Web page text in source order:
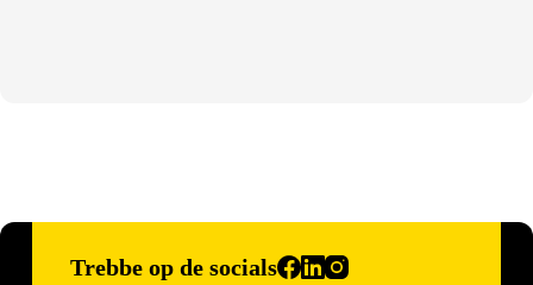
Trebbe op de socials